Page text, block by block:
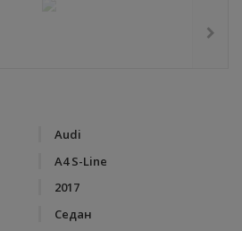
Audi
A4 S-Line
2017
Седан